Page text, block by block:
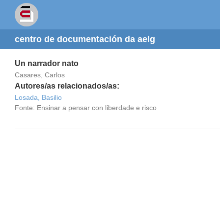
centro de documentación da aelg
Un narrador nato
Casares, Carlos
Autores/as relacionados/as:
Losada, Basilio
Fonte: Ensinar a pensar con liberdade e risco